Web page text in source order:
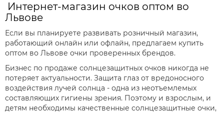
Интернет-магазин очков оптом во
Львове
Если вы планируете развивать розничный магазин,
работающий онлайн или офлайн, предлагаем купить
оптом во Львове очки проверенных брендов.
Бизнес по продаже солнцезащитных очков никогда не
потеряет актуальности. Защита глаз от вредоносного
воздействия лучей солнца - одна из неотъемлемых
составляющих гигиены зрения. Поэтому и взрослым, и
детям необходимы качественные солнцезащитные очки,